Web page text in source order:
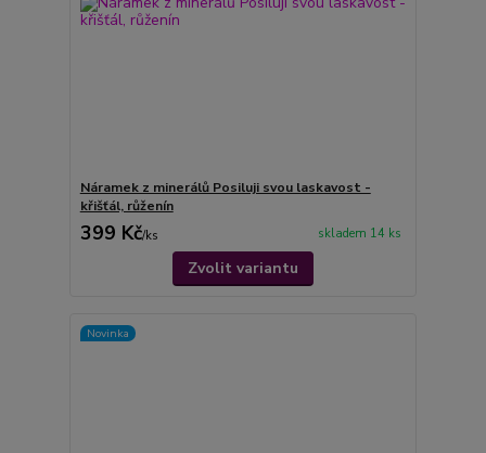
Náramek z minerálů Posiluji svou laskavost -
křišťál, růženín
399 Kč/ks skladem 14 ks
Zvolit variantu
Novinka